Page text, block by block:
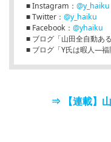
■ Instagram： @y_haiku
■ Twitter： @y_haiku
■ Facebook： @yhaiku
■ ブログ「山田全自動あ
■ ブログ「Y氏は暇人―
⇒ 【連載】